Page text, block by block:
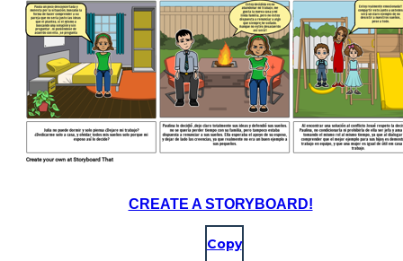
CREATE A STORYBOARD!
Copy